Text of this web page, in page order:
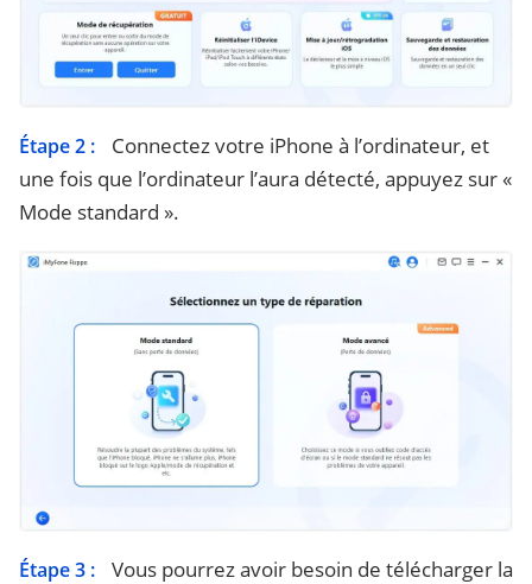
Étape 2 :
Connectez votre iPhone à l’ordinateur, et
une fois que l’ordinateur l’aura détecté, appuyez sur «
Mode standard ».
Étape 3 : Vous pourrez avoir besoin de télécharger la